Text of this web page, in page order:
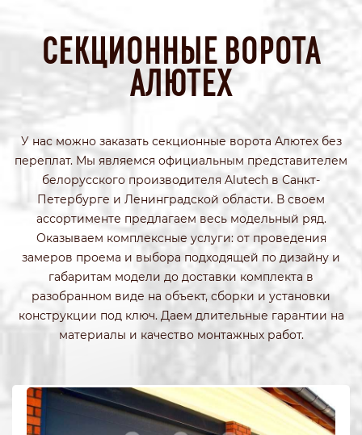
СЕКЦИОННЫЕ ВОРОТА
АЛЮТЕХ
У нас можно заказать секционные ворота Алютех без
переплат. Мы являемся официальным представителем
белорусского производителя Alutech в Санкт-
Петербурге и Ленинградской области. В своем
ассортименте предлагаем весь модельный ряд.
Оказываем комплексные услуги: от проведения
замеров проема и выбора подходящей по дизайну и
габаритам модели до доставки комплекта в
разобранном виде на объект, сборки и установки
конструкции под ключ. Даем длительные гарантии на
материалы и качество монтажных работ.